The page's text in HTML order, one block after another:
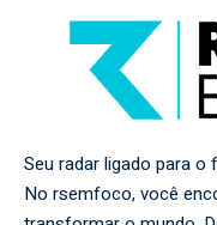
Seu radar ligado para o
No rsemfoco, você